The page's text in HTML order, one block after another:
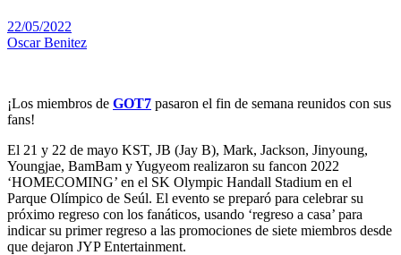
22/05/2022
Oscar Benitez
¡Los miembros de GOT7 pasaron el fin de semana reunidos con sus
fans!
El 21 y 22 de mayo KST, JB (Jay B), Mark, Jackson, Jinyoung,
Youngjae, BamBam y Yugyeom realizaron su fancon 2022
‘HOMECOMING’ en el SK Olympic Handall Stadium en el
Parque Olímpico de Seúl. El evento se preparó para celebrar su
próximo regreso con los fanáticos, usando ‘regreso a casa’ para
indicar su primer regreso a las promociones de siete miembros desde
que dejaron JYP Entertainment.